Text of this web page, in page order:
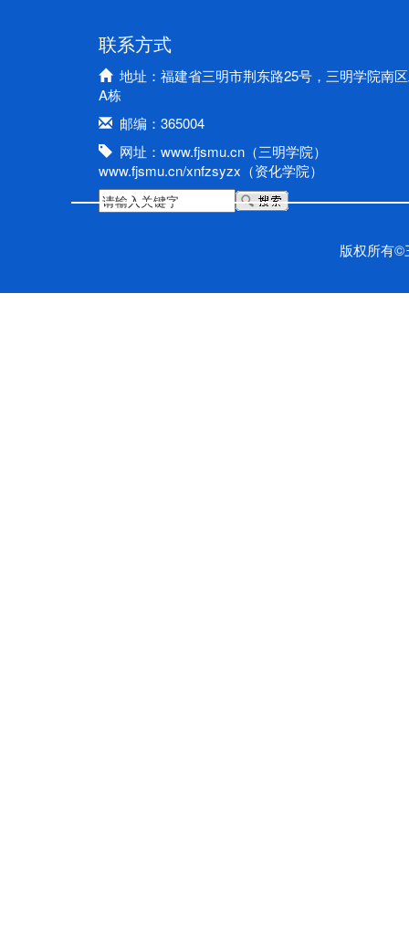
联系方式
地址：福建省三明市荆东路25号，三明学院南
A栋
邮编：365004
网址：www.fjsmu.cn（三明学院）
www.fjsmu.cn/xnfzsyzx（资化学院）
版权所有©